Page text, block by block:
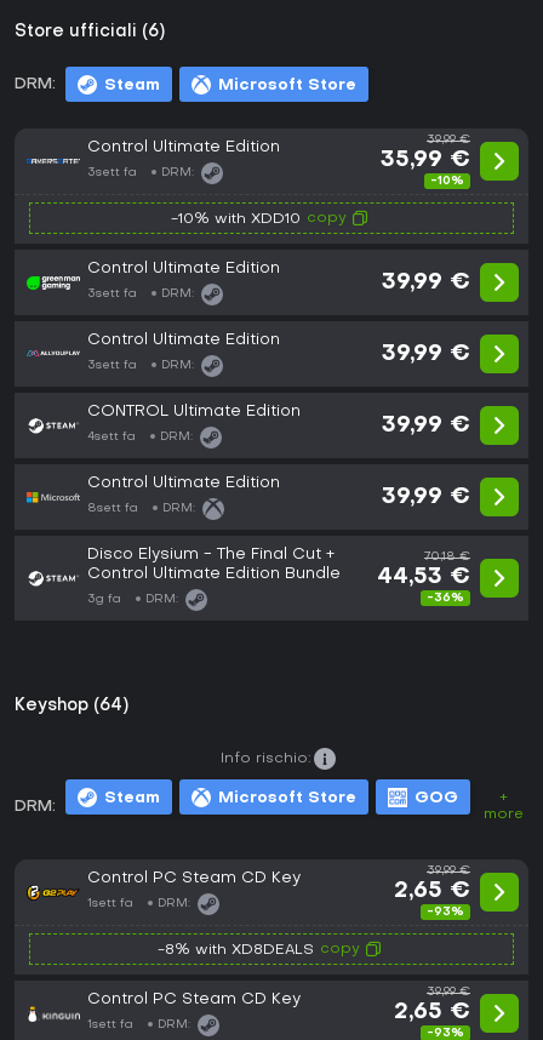
Store ufficiali (6)
DRM: Steam Microsoft Store
Control Ultimate Edition
3sett fa DRM:
39,99 €
35,99 €
-10%
-10% with XDD10 copy
Control Ultimate Edition
3sett fa DRM:
39,99 €
Control Ultimate Edition
3sett fa DRM:
39,99 €
CONTROL Ultimate Edition
4sett fa DRM:
39,99 €
Control Ultimate Edition
8sett fa DRM:
39,99 €
Disco Elysium - The Final Cut +
Control Ultimate Edition Bundle
3g fa DRM:
70,18 €
44,53 €
-36%
Keyshop (64)
DRM: Steam Microsoft Store GOG
+
more
Info rischio:
Control PC Steam CD Key
1sett fa DRM:
39,99 €
2,65 €
-93%
-8% with XD8DEALS copy
Control PC Steam CD Key
1sett fa DRM:
39,99 €
2,65 €
-93%